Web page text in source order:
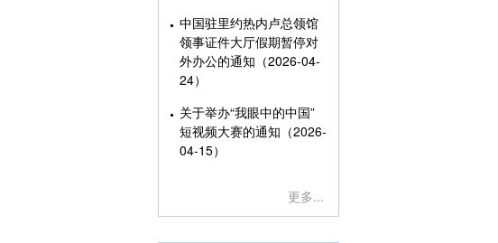
中国驻里约热内卢总领馆
领事证件大厅假期暂停对
外办公的通知（2026-04-
24）
关于举办“我眼中的中国”
短视频大赛的通知（2026-
04-15）
更多...